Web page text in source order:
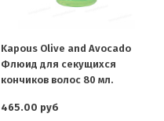
Kapous Olive and Avocado
Флюид для секущихся
кончиков волос 80 мл.
465.00 руб